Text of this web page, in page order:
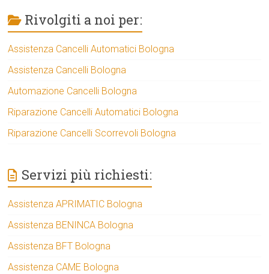
Rivolgiti a noi per:
Assistenza Cancelli Automatici Bologna
Assistenza Cancelli Bologna
Automazione Cancelli Bologna
Riparazione Cancelli Automatici Bologna
Riparazione Cancelli Scorrevoli Bologna
Servizi più richiesti:
Assistenza APRIMATIC Bologna
Assistenza BENINCA Bologna
Assistenza BFT Bologna
Assistenza CAME Bologna